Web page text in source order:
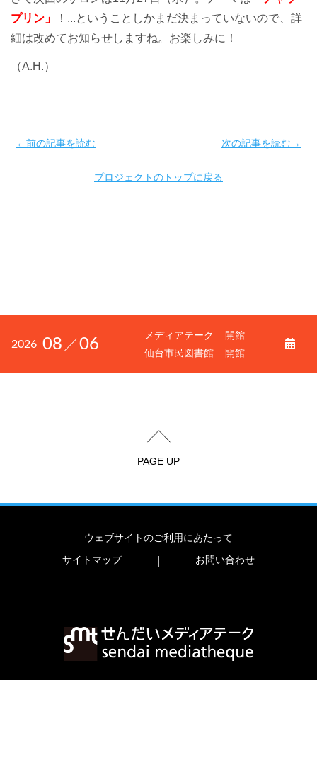
プリン」
！...ということしかまだ決まっていないので、詳
細は改めてお知らせしますね。お楽しみに！
（A.H.）
←前の記事を読む
プロジェクトのトップに戻る
次の記事を読む→
2026 08 06
メディアテーク
開館
仙台市民図書館
開館
PAGE UP
ウェブサイトのご利用にあたって
サイトマップ
お問い合わせ